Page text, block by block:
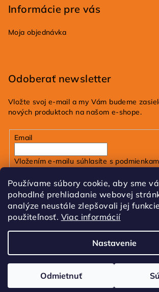
Používame súbory cookie, aby sme
pohodlné prehliadanie webovej
analýze neustále zlepšovali jej
použiteľnosť. Viac informácií
Nastavenie
Odmietnuť
Informácie pre vás
Moja objednávka
Odoberať newsletter
Vložte svoj e-mail a my Vám budeme
nových produktoch na našom e-shope.
Email
Vložením e-mailu súhlasíte s
Prihlásiť sa
Upraviť nastavenie
Vytvoril Shoptet